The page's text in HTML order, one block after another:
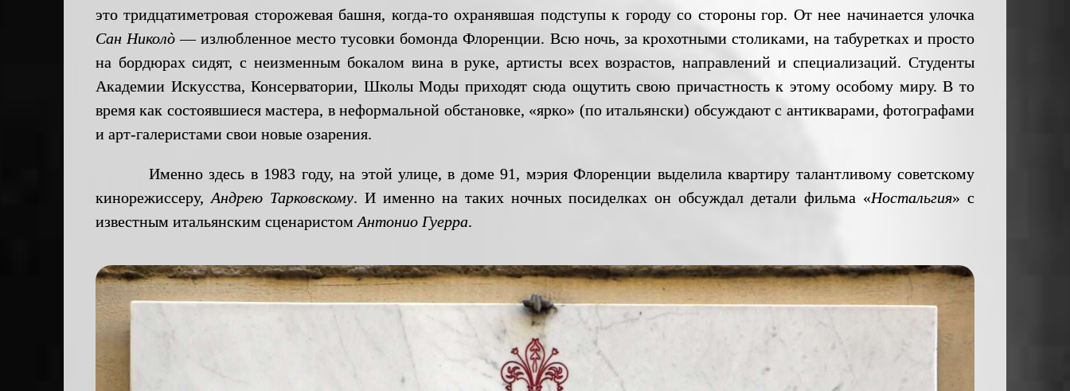
это тридцатиметровая сторожевая башня, когда-то охранявшая подступы к городу со стороны гор. От нее начинается улочка
Сан Николò — излюбленное место тусовки бомонда Флоренции. Всю ночь, за крохотными столиками, на табуретках и просто
на бордюрах сидят, с неизменным бокалом вина в руке, артисты всех возрастов, направлений и специализаций. Студенты
Академии Искусства, Консерватории, Школы Моды приходят сюда ощутить свою причастность к этому особому миру. В то
время как состоявшиеся мастера, в неформальной обстановке, «ярко» (по итальянски) обсуждают с антикварами, фотографами
и арт-галеристами свои новые озарения.
Именно здесь в 1983 году, на этой улице, в доме 91, мэрия Флоренции выделила квартиру талантливому советскому
кинорежиссеру, Андрею Тарковскому. И именно на таких ночных посиделках он обсуждал детали фильма «Ностальгия» с
известным итальянским сценаристом Антонио Гуерра.